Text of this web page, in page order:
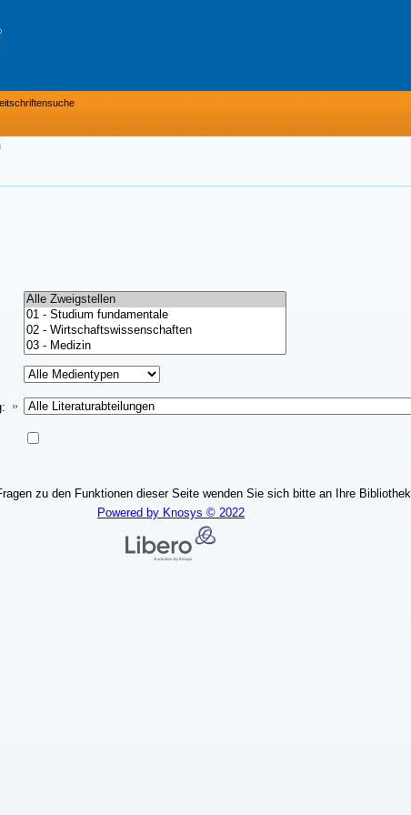
zu den Funktionen dieser Seite wenden Sie sich bitte an Ihre Bibliothek.
Powered by Knosys © 2022